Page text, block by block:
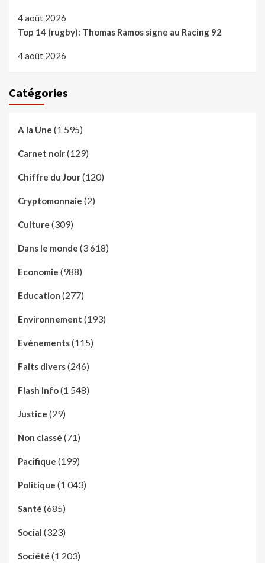
4 août 2026
Top 14 (rugby): Thomas Ramos signe au Racing 92
4 août 2026
Catégories
A la Une (1 595)
Carnet noir(129)
Chiffre du Jour(120)
Cryptomonnaie (2)
Culture (309)
Dans le monde (3 618)
Economie (988)
Education (277)
Environnement (193)
Evénements(115)
Faits divers(246)
Flash Info(1 548)
Justice (29)
Non classé (71)
Pacifique (199)
Politique (1 043)
Santé (685)
Social (323)
Société (1 203)